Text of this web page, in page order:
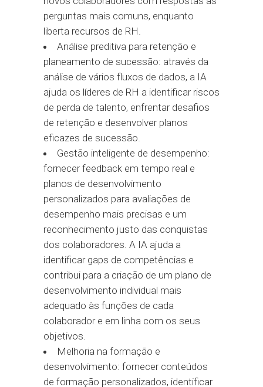
perguntas mais comuns, enquanto
liberta recursos de RH.
Análise preditiva para retenção e
planeamento de sucessão: através da
análise de vários fluxos de dados, a IA
ajuda os líderes de RH a identificar riscos
de perda de talento, enfrentar desafios
de retenção e desenvolver planos
eficazes de sucessão.
Gestão inteligente de desempenho:
fornecer feedback em tempo real e
planos de desenvolvimento
personalizados para avaliações de
desempenho mais precisas e um
reconhecimento justo das conquistas
dos colaboradores. A IA ajuda a
identificar gaps de competências e
contribui para a criação de um plano de
desenvolvimento individual mais
adequado às funções de cada
colaborador e em linha com os seus
objetivos.
Melhoria na formação e
desenvolvimento: fornecer conteúdos
de formação personalizados, identificar